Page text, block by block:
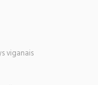
viganais